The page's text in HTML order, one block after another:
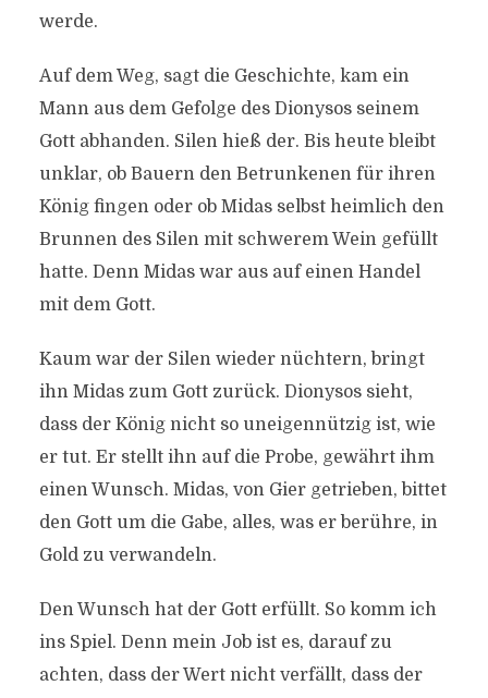
werde.
Auf dem Weg, sagt die Geschichte, kam ein
Mann aus dem Gefolge des Dionysos seinem
Gott abhanden. Silen hieß der. Bis heute bleibt
unklar, ob Bauern den Betrunkenen für ihren
König fingen oder ob Midas selbst heimlich den
Brunnen des Silen mit schwerem Wein gefüllt
hatte. Denn Midas war aus auf einen Handel
mit dem Gott.
Kaum war der Silen wieder nüchtern, bringt
ihn Midas zum Gott zurück. Dionysos sieht,
dass der König nicht so uneigennützig ist, wie
er tut. Er stellt ihn auf die Probe, gewährt ihm
einen Wunsch. Midas, von Gier getrieben, bittet
den Gott um die Gabe, alles, was er berühre, in
Gold zu verwandeln.
Den Wunsch hat der Gott erfüllt. So komm ich
ins Spiel. Denn mein Job ist es, darauf zu
achten, dass der Wert nicht verfällt, dass der